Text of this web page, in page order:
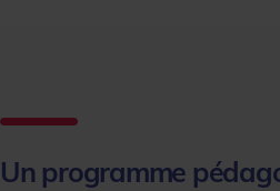
Un programme